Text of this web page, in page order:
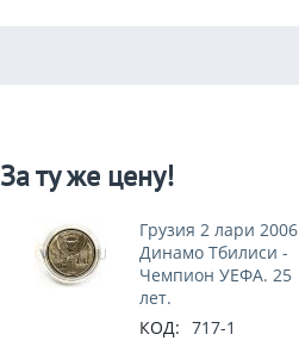
За ту же цену!
Грузия 2 лари 2006
Динамо Тбилиси -
Чемпион УЕФА. 25
лет.
КОД: 717-1